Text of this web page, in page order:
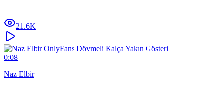
21.6K
0:08
Naz Elbir